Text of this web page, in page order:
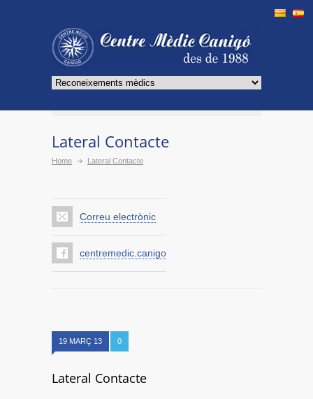
Lateral Contacte
Home Lateral Contacte
Correu electrònic
centremedic.canigo
19 MARÇ 13 0
Lateral Contacte